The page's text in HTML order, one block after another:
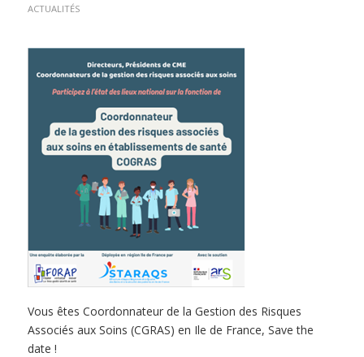
ACTUALITÉS
Vous êtes Coordonnateur de la Gestion des Risques
Associés aux Soins (CGRAS) en Ile de France, Save the
date !